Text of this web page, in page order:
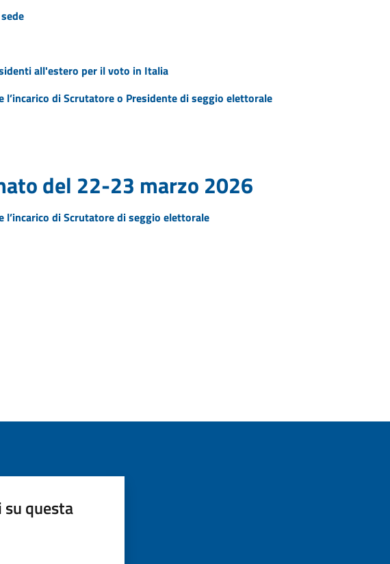
all'estero per il voto in Italia
di Scrutatore o Presidente di seggio elettorale
del 22-23 marzo 2026
di Scrutatore di seggio elettorale
questa